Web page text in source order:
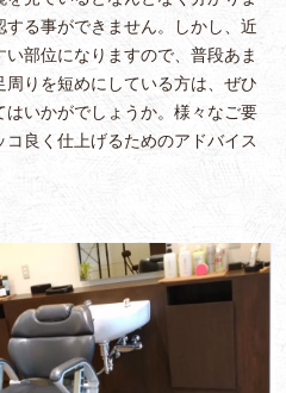
る事ができません。しかし、近
部位になりますので、普段あま
りを短めにしている方は、ぜひ
いかがでしょうか。様々なご要
良く仕上げるためのアドバイス